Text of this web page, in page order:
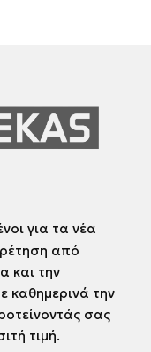
για τα νέα
από
και την
καθημερινά την
σας
τιμή.